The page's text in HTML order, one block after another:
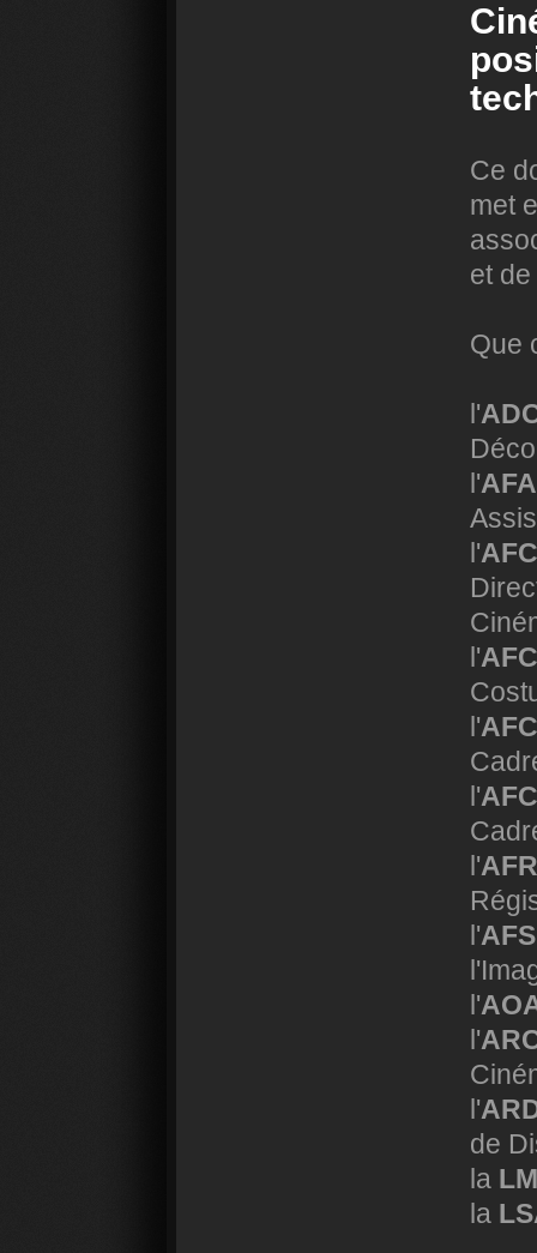
Ce
met
et
Que
l'
l'
l'AFC
l'
l'
l'
l'AFR
l'
l'
l'
l'
de
la
la